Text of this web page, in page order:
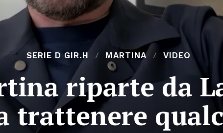
SERIE D GIR.H MARTINA VIDEO
riparte da
trattenere